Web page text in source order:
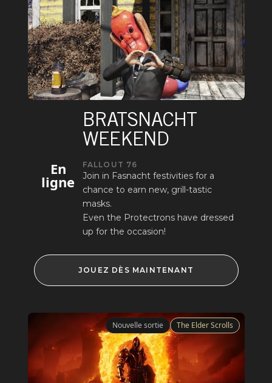
En
ligne
BRATSNACHT
WEEKEND
FALLOUT 76
Join in Fasnacht festivities for a
chance to earn new, grill-tastic
masks.
Even the Protectrons have dressed
up for the occasion!
JOUEZ DÈS MAINTENANT
Nouvelle sortie The Elder Scrolls